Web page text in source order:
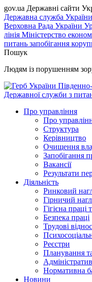
gov.ua Державні сайти
Державна служба
Верховна Рада України
лінія Міністерство
питань запобігання
Пошук
Людям із порушенням
Державної служби з
Про управління
Про
Структура
Керівництво
Очищення
Запобігання
Вакансії
Результати
Діяльність
Ринковий
Гірничий
Гігієна праці
Безпека праці
Трудові
Реєстри
Планування та
Нормативна
Новини